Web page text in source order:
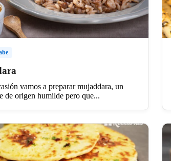
vamos a preparar mujaddara, un
de origen humilde pero que...